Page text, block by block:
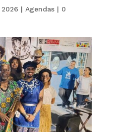
| Agendas| 0